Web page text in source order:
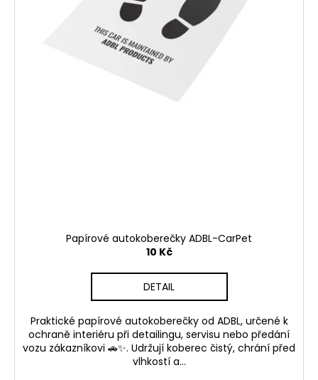
Papírové autokoberečky ADBL-CarPet
10 Kč
DETAIL
Praktické papírové autokoberečky od ADBL, určené k
ochraně interiéru při detailingu, servisu nebo předání
vozu zákazníkovi 🚗✨. Udržují koberec čistý, chrání před
vlhkostí a...